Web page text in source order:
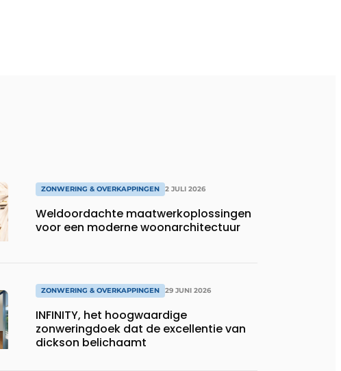
ZONWERING & OVERKAPPINGEN 2 JULI 2026
Weldoordachte maatwerkoplossingen
voor een moderne woonarchitectuur
ZONWERING & OVERKAPPINGEN 29 JUNI 2026
INFINITY, het hoogwaardige
zonweringdoek dat de excellentie van
dickson belichaamt